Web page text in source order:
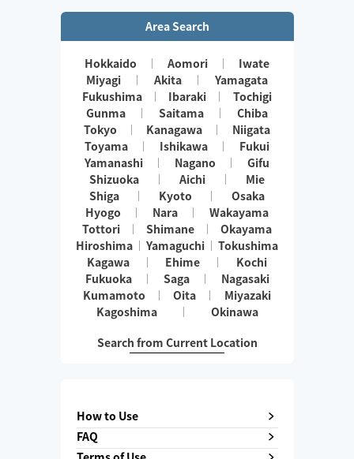
Area Search
Hokkaido Aomori
Iwate
Miyagi
Akita
Yamagata
Fukushima
Ibaraki
Tochigi
Gunma
Saitama
Chiba
Tokyo
Kanagawa
Niigata
Toyama
Ishikawa
Fukui
Yamanashi
Nagano
Gifu
Shizuoka
Aichi
Mie
Shiga
Kyoto
Osaka
Hyogo
Nara
Wakayama
Tottori
Shimane
Okayama
Hiroshima
Yamaguchi
Tokushima
Kagawa
Ehime
Kochi
Fukuoka
Saga
Nagasaki
Kumamoto
Oita
Miyazaki
Kagoshima
Okinawa
Search from Current Location
How to Use
FAQ